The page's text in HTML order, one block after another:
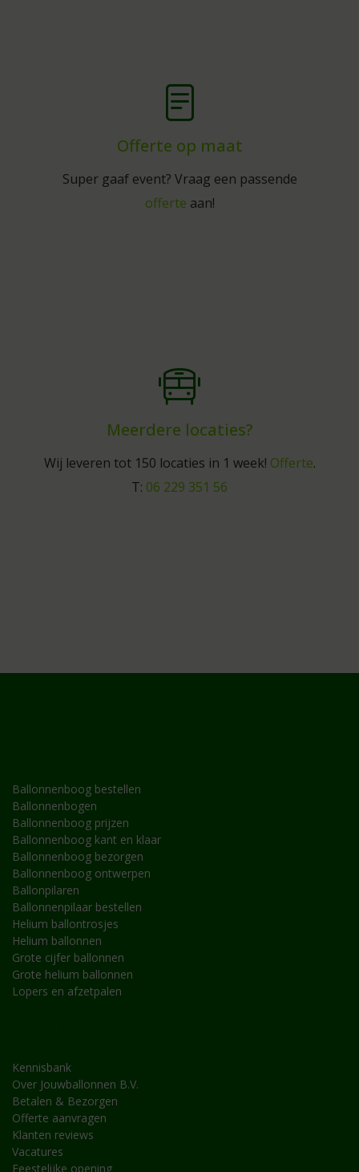
Offerte op maat
Super gaaf event? Vraag een passende
offerte aan!
Meerdere locaties?
Wij leveren tot 150 locaties in 1 week! Offerte.
T: 06 229 351 56
Ballonnenboog bestellen
Ballonnenbogen
Ballonnenboog prijzen
Ballonnenboog kant en klaar
Ballonnenboog bezorgen
Ballonnenboog ontwerpen
Ballonpilaren
Ballonnenpilaar bestellen
Helium ballontrosjes
Helium ballonnen
Grote cijfer ballonnen
Grote helium ballonnen
Lopers en afzetpalen
Kennisbank
Over Jouwballonnen B.V.
Betalen & Bezorgen
Offerte aanvragen
Klanten reviews
Vacatures
Feestelijke opening